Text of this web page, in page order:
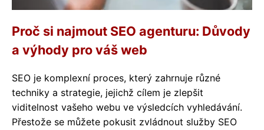
Proč si najmout SEO agenturu: Důvody
a výhody pro váš web
SEO je komplexní proces, který zahrnuje různé
techniky a strategie, jejichž cílem je zlepšit
viditelnost vašeho webu ve výsledcích vyhledávání.
Přestože se můžete pokusit zvládnout služby SEO